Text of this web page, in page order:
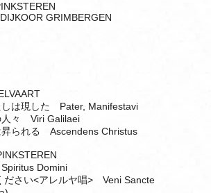
GRIMBERGEN
しは現した Pater, Manifestavi
人々 Viri Galilaei
昇られる Ascendens Christus
Domini
ださい<アレルヤ唱> Veni Sancte